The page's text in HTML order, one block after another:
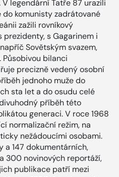
legendární Tatře 87 urazili
do komunisty zadrátované
zažili rovníkový
prezidenty, s Gagarinem i
Sovětským svazem,
Působivou bilanci
precizně vedený osobní
jednoho muže do
sta let a do osudu celé
příběh této
generaci. V roce 1968
normalizační režim, na
nežádoucími osobami.
a 147 dokumentárních,
300 novinových reportáží,
publikace patří mezi